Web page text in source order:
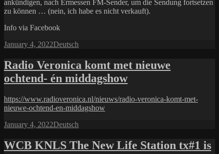
ankündigen, nach Ermessen FM-Sender, um die Sendung fortsetzen
zu können … (nein, ich habe es nicht verkauft).
Info via Facebook
Posted
January 4, 2022Categories
Deutsch
Radio Veronica komt met nieuwe
ochtend- én middagshow
https://www.radioveronica.nl/nieuws/radio-veronica-komt-met-
nieuwe-ochtend-en-middagshow
Posted
January 4, 2022Categories
Deutsch
WCB KNLS The New Life Station tx#1 is